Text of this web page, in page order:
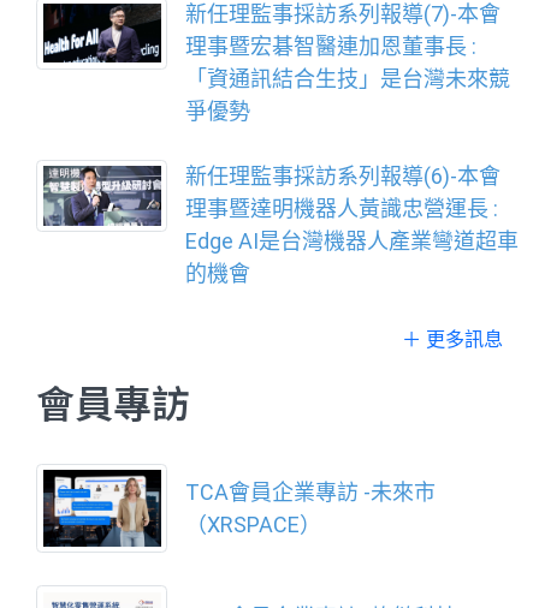
新任理監事採訪系列報導(7)-本會
理事暨宏碁智醫連加恩董事長 :
「資通訊結合生技」是台灣未來競
爭優勢
新任理監事採訪系列報導(6)-本會
理事暨達明機器人黃識忠營運長 :
Edge AI是台灣機器人產業彎道超車
的機會
＋ 更多訊息
會員專訪
TCA會員企業專訪 -未來市
（XRSPACE）